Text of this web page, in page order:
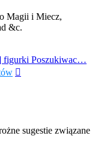
Magii i Miecz,
&c.
figurki Poszukiwac…
sugestie związane